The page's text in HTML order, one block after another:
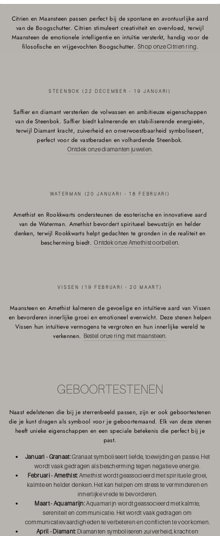
Citrien en Maansteen passen perfect bij de spontane en avontuurlijke aard
van de Boogschutter. Citrien stimuleert creativiteit en overvloed, terwijl
Maansteen de emotionele intelligentie en intuïtie versterkt, handig voor de
filosofische en vrijgevochten Boogschutter.Shop onze Citrien ring.
STEENBOK (22 DECEMBER - 19 JANUARI)
Saffier en diamant versterken de volwassen en ambitieuze eigenschappen
van de Steenbok. Saffier biedt kalmerende en stabiliserende energieën,
terwijl Diamant kracht, zuiverheid en onverwoestbaarheid symboliseert,
perfect voor de vastberaden en volhardende Steenbok.
Ontdek onze diamanten juwelen.
WATERMAN (20 JANUARI - 18 FEBRUARI)
Amethist en Rookkwarts ondersteunen de esoterische en innovatieve aard
van de Waterman. Amethist bevordert spiritueel bewustzijn en helder
denken, terwijl Rookkwarts helpt gedachten te gronden in de realiteit en
bescherming biedt.Ontdek onze Amethist oorbellen.
VISSEN (19 FEBRUARI - 20 MAART)
Maansteen en Amethist kalmeren de gevoelige en intuïtieve aard van Vissen
en bevorderen innerlijke groei en emotioneel evenwicht. Deze stenen helpen
Vissen hun intuïtieve vermogens te vergroten en hun innerlijke wereld te
verkennen. Bestel onze ring met maansteen.
GEBOORTESTENEN
Naast edelstenen die bij je sterrenbeeld passen, zijn er ook geboortestenen
die je kunt dragen als symbool voor je geboortemaand. Elk van deze stenen
heeft unieke eigenschappen en een speciale betekenis die perfect bij je
past.
Januari - Granaat:Granaat symboliseert liefde, toewijding en passie. Het
wordt vaak gedragen als bescherming tegen negatieve energie.
Februari - Amethist: Amethist wordt geassocieerd met spirituele groei,
kalmte en helder denken. Het kan helpen om stress te verminderen en
innerlijke vrede te bevorderen.
Maart - Aquamarijn: Aquamarijn wordt geassocieerd met kalmte,
sereniteit en communicatie. Het wordt vaak gedragen om
communicatievaardigheden te verbeteren en conflicten te voorkomen.
April - Diamant: Diamanten symboliseren zuiverheid, kracht en